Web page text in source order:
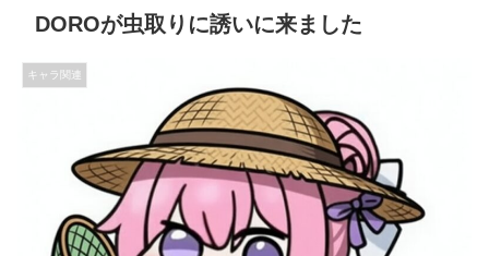
DOROが虫取りに誘いに来ました
キャラ関連